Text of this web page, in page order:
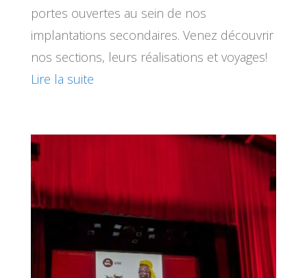
portes ouvertes au sein de nos
implantations secondaires. Venez découvrir
nos sections, leurs réalisations et voyages!
Lire la suite